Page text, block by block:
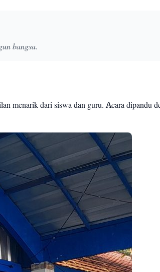
bangsa.
menarik dari siswa dan guru. Acara dipandu